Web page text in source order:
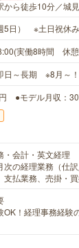
から徒歩10分／城
5日） ※土日祝休み
実働8時間 休
日～長期 ※8月～！
●モデル月収：30
・会計・英文経理
次の経理業務（仕
支払業務、売掛・
OK！経理事務経験